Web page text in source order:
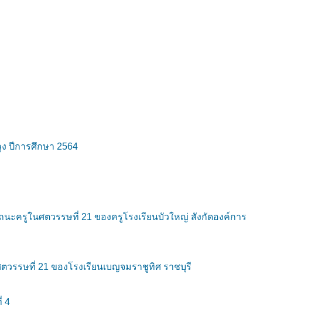
ปีการศึกษา 2564
ะครูในศตวรรษที่ 21 ของครูโรงเรียนบัวใหญ่ สังกัดองค์การ
รรษที่ 21 ของโรงเรียนเบญจมราชูทิศ ราชบุรี
4